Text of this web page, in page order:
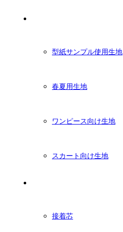
型紙サンプル使用生地
春夏用生地
ワンピース向け生地
スカート向け生地
接着芯